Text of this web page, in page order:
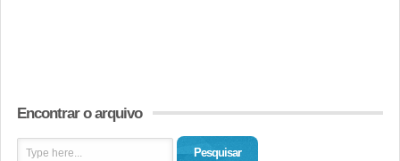
Encontrar o arquivo
Pesquisar